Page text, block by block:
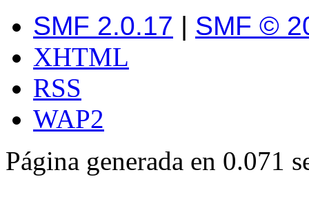
SMF 2.0.17 | SMF ©
XHTML
RSS
WAP2
Página generada en 0.071